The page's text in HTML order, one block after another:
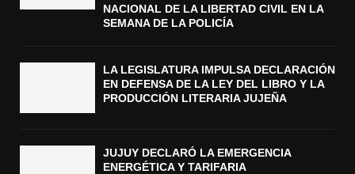
NACIONAL DE LA LIBERTAD CIVIL EN LA
SEMANA DE LA POLICÍA
LA LEGISLATURA IMPULSA DECLARACIÓN
EN DEFENSA DE LA LEY DEL LIBRO Y LA
PRODUCCIÓN LITERARIA JUJEÑA
JUJUY DECLARÓ LA EMERGENCIA
ENERGÉTICA Y TARIFARIA